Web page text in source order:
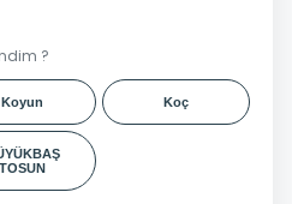
?
Koyun Koç
TOSUN